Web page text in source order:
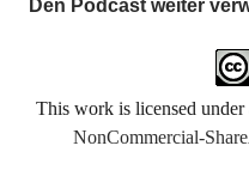
Den Podcast weiter
This work is licensed under
NonCommercial-